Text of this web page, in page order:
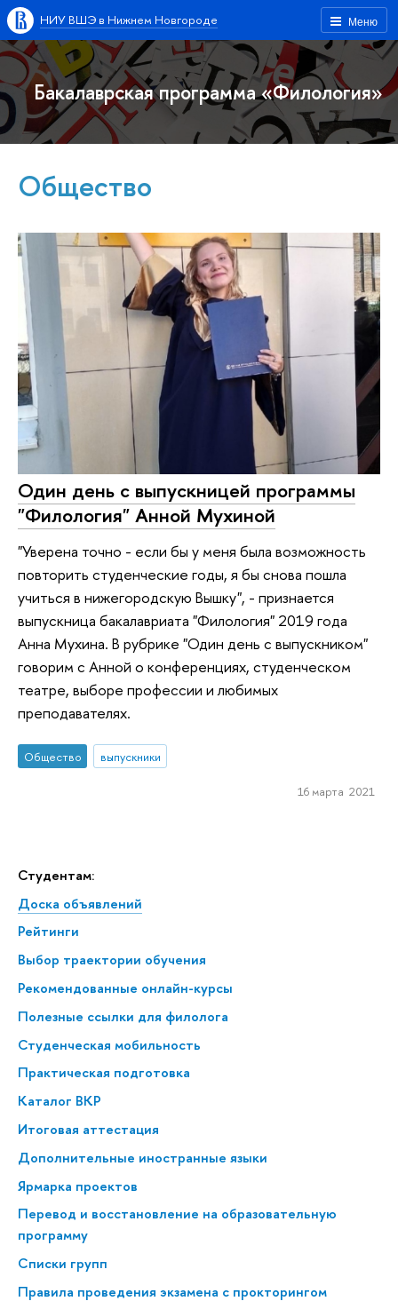
Меню
НИУ ВШЭ в Нижнем Новгороде
Бакалаврская программа «Филология»
Студентам:
Доска объявлений
Рейтинги
Выбор траектории обучения
Рекомендованные онлайн-курсы
Полезные ссылки для филолога
Студенческая мобильность
Практическая подготовка
Каталог ВКР
Итоговая аттестация
Дополнительные иностранные языки
Ярмарка проектов
Перевод и восстановление на образовательную
программу
Списки групп
Правила проведения экзамена с прокторингом
Общество
Один день с выпускницей программы
"Филология" Анной Мухиной
"Уверена точно - если бы у меня была возможность
повторить студенческие годы, я бы снова пошла
учиться в нижегородскую Вышку", - признается
выпускница бакалавриата "Филология" 2019 года
Анна Мухина. В рубрике "Один день с выпускником"
говорим с Анной о конференциях, студенческом
театре, выборе профессии и любимых
преподавателях.
Общество выпускники
16 марта 2021